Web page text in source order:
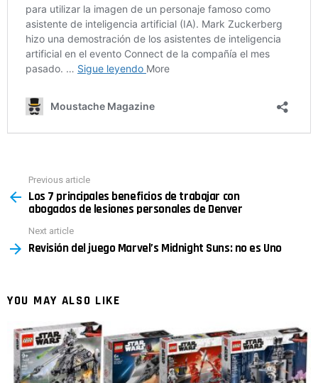
more
Previous article
Los 7 principales beneficios de trabajar con
abogados de lesiones personales de Denver
Next article
Revisión del juego Marvel’s Midnight Suns: no es Uno
YOU MAY ALSO LIKE